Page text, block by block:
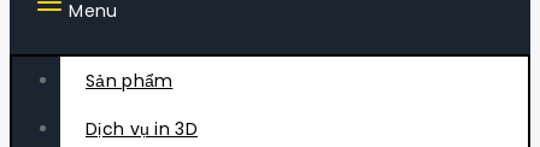
Menu
Sản phẩm
Dịch vụ in 3D